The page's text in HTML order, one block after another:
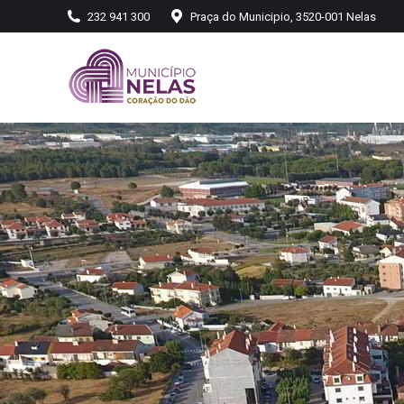
232 941 300 Praça do Municipio, 3520-001 Nelas